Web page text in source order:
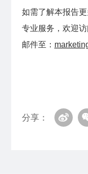
如需了解本报告
专业服务，欢迎
邮件至：
分享：